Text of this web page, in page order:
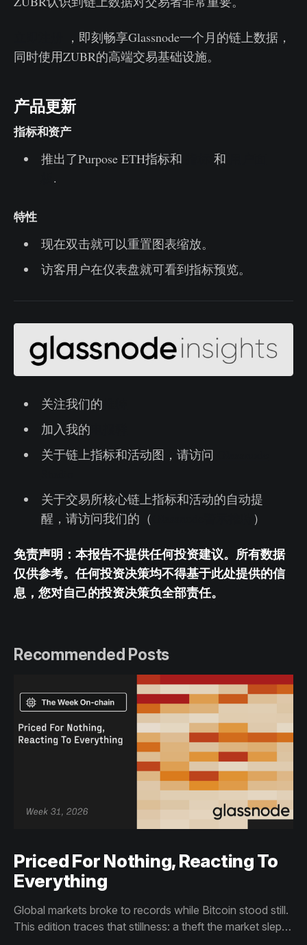
，即刻畅享Glassnode一个月的链上数据，
同时使用ZUBR的高端交易基础设施。
产品更新
指标和资产
推出了Purpose ETH指标和 和
.
特性
现在双击就可以重置图表缩放。
访客用户在仪表盘就可看到指标预览。
关注我们的
加入我的
关于链上指标和活动图，请访问
关于交易所核心链上指标和活动的自动提
醒，请访问我们的（
）
免责声明：本报告不提供任何投资建议。所有数据
仅供参考。任何投资决策均不得基于此处提供的信
息，您对自己的投资决策负全部责任。
Recommended Posts
Priced For Nothing, Reacting To
Everything
Global markets broke to records while Bitcoin stood still.
This edition traces that stillness: a theft the market slept